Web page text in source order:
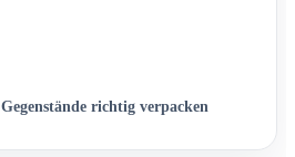
richtig verpacken